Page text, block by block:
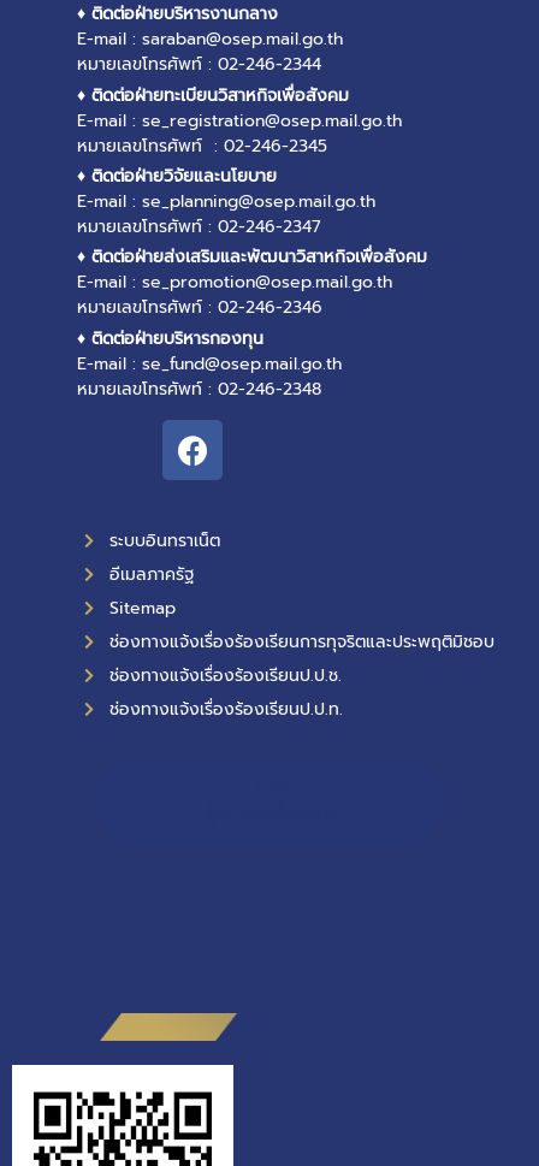
♦ ติดต่อฝ่ายบริหารงานกลาง
E-mail : saraban@osep.mail.go.th
หมายเลขโทรศัพท์ : 02-246-2344
♦ ติดต่อฝ่ายทะเบียนวิสาหกิจเพื่อสังคม
E-mail : se_registration@osep.mail.go.th
หมายเลขโทรศัพท์ : 02-246-2345
♦ ติดต่อฝ่ายวิจัยและนโยบาย
E-mail : se_planning@osep.mail.go.th
หมายเลขโทรศัพท์ : 02-246-2347
♦ ติดต่อฝ่ายส่งเสริมและพัฒนาวิสาหกิจเพื่อสังคม
E-mail : se_promotion@osep.mail.go.th
หมายเลขโทรศัพท์ : 02-246-2346
♦ ติดต่อฝ่ายบริหารกองทุน
E-mail : se_fund@osep.mail.go.th
หมายเลขโทรศัพท์ : 02-246-2348
ระบบอินทราเน็ต
อีเมลภาครัฐ
Sitemap
ช่องทางแจ้งเรื่องร้องเรียนการทุจริตและประพฤติมิชอบ
ช่องทางแจ้งเรื่องร้องเรียนป.ป.ช.
ช่องทางแจ้งเรื่องร้องเรียนป.ป.ท.